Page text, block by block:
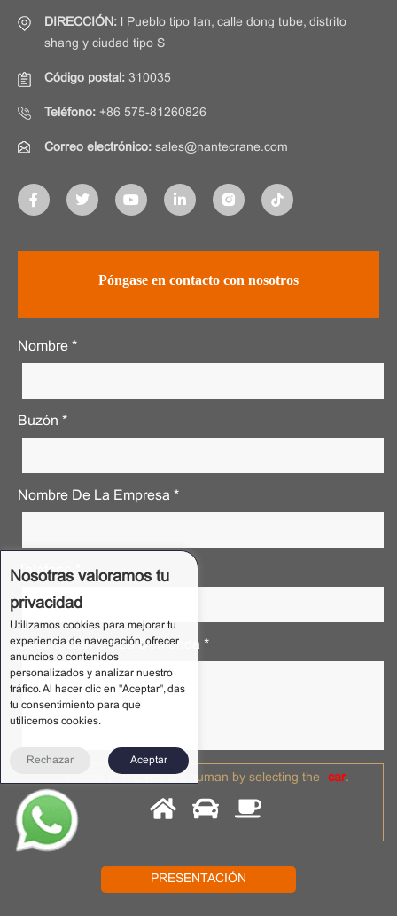
Nosotras valoramos tu
privacidad
Utilizamos cookies para mejorar tu
experiencia de navegación, ofrecer
anuncios o contenidos
personalizados y analizar nuestro
tráfico. Al hacer clic en "Aceptar", das
tu consentimiento para que
utilicemos cookies.
Rechazar Aceptar
DIRECCIÓN:
l Pueblo tipo Ian, calle dong tube, distrito
shang y ciudad tipo S
Código postal: 310035
Teléfono: +86 575-81260826
Correo electrónico: sales@nantecrane.com
Póngase en contacto con nosotros
Nombre *
Buzón *
Nombre De La Empresa *
Teléfono *
Descripción De La Demanda *
Please prove you are human by selecting the car.